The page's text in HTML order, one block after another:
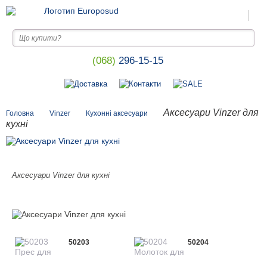
(068) 296-15-15
Головна Vinzer Кухонні аксесуари
Аксесуари Vinzer для
кухні
Аксесуари Vinzer для кухні
50203 50204